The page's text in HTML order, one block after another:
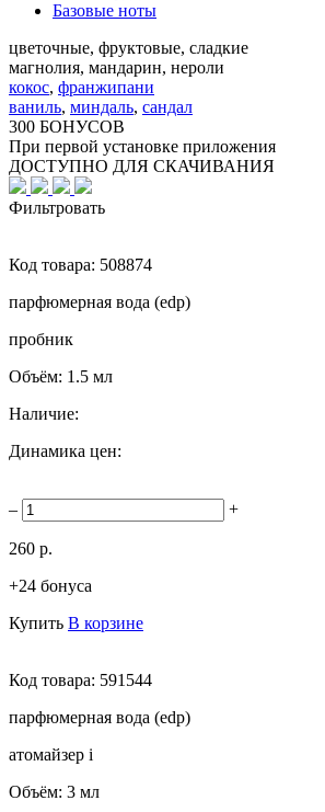
Базовые ноты
цветочные, фруктовые, сладкие
магнолия, мандарин, нероли
кокос, франжипани
ваниль, миндаль, сандал
300 БОНУСОВ
При первой установке приложения
ДОСТУПНО ДЛЯ СКАЧИВАНИЯ
Фильтровать
Код товара: 508874
парфюмерная вода (edp)
пробник
Объём: 1.5 мл
Наличие:
Динамика цен:
– +
260 р.
+24 бонуса
Купить В корзине
Код товара: 591544
парфюмерная вода (edp)
атомайзер i
Объём: 3 мл